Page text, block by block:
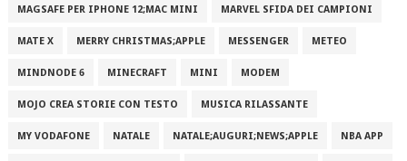
MAGSAFE PER IPHONE 12;MAC MINI MARVEL SFIDA DEI CAMPIONI
MATE X MERRY CHRISTMAS;APPLE MESSENGER METEO
MINDNODE 6 MINECRAFT MINI MODEM
MOJO CREA STORIE CON TESTO MUSICA RILASSANTE
MY VODAFONE NATALE NATALE;AUGURI;NEWS;APPLE NBA APP